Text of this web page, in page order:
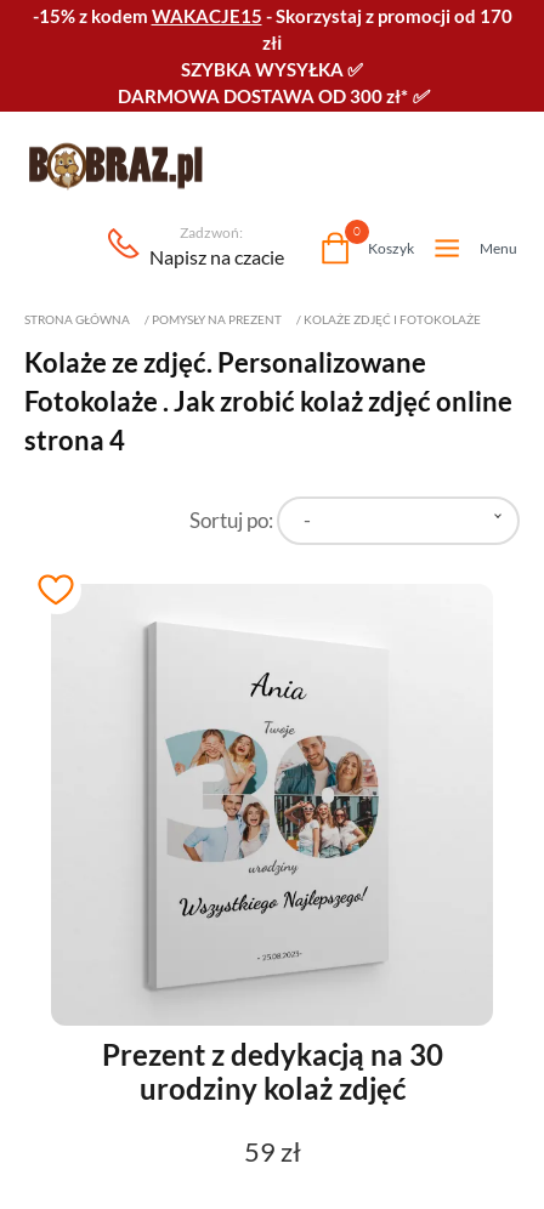
-15% z kodem WAKACJE15 -Skorzystaj z promocji od 170
złℹ️
SZYBKA WYSYŁKA ✅
DARMOWA DOSTAWA OD 300 zł* ✅
Zadzwoń:
Napisz na czacie Koszyk
0
Menu
STRONA GŁÓWNA / POMYSŁY NA PREZENT / KOLAŻE ZDJĘĆ I FOTOKOLAŻE
Kolaże ze zdjęć. Personalizowane
Fotokolaże . Jak zrobić kolaż zdjęć online
strona 4
Sortuj po: -
Prezent z dedykacją na 30
urodziny kolaż zdjęć
59 zł